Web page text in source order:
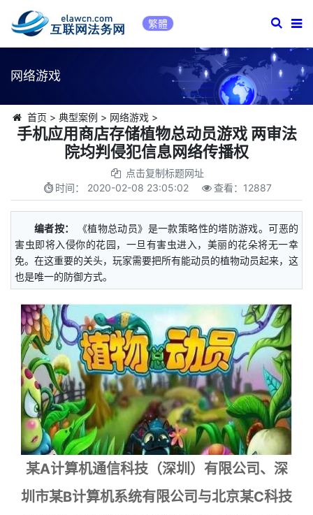
繁體
网络游戏
首页 > 典型案例 > 网络游戏>
手机应用商店存储植物总动员游戏 两审法
院均判侵犯信息网络传播权
点击复制标题网址
时间： 2020-02-08 23:05:02 查看： 12887
编者按：
《植物总动员》是一款策略性的塔防游戏。可恶的
害虫即将入侵你的花园，一旦有害虫进入，美丽的花朵将无一幸
免。在这重要的关头，玩家需要把所有能动员的植物动员起来，这
也是唯一的防御方式。
某A计算机通信科技（深圳）有限公司、深
圳市某B计算机系统有限公司与北京某C科技